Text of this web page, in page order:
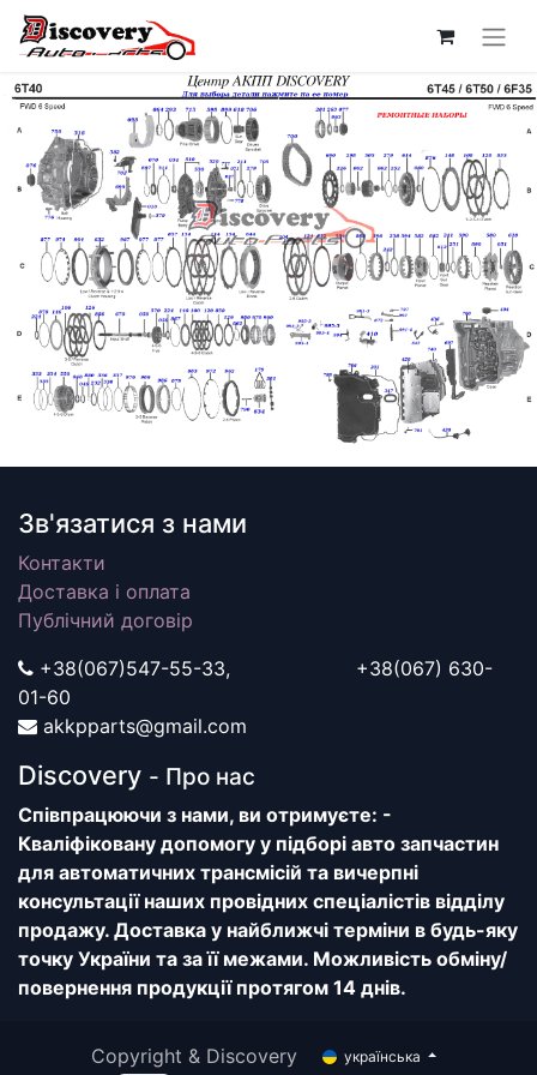
Зв'язатися з нами
Контакти
Доставка і оплата
Публічний договір
+38(067)547-55-33, +38(067) 630-
01-60
akkpparts@gmail.com
Discovery - Про нас
Співпрацюючи з нами, ви отримуєте: -
Кваліфіковану допомогу у підборі авто запчастин
для автоматичних трансмісій та вичерпні
консультації наших провідних спеціалістів відділу
продажу. Доставка у найближчі терміни в будь-яку
точку України та за її межами. Можливість обміну/
повернення продукції протягом 14 днів.
Copyright & Discovery українська